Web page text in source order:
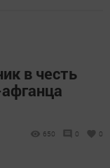
в честь
650 0 0